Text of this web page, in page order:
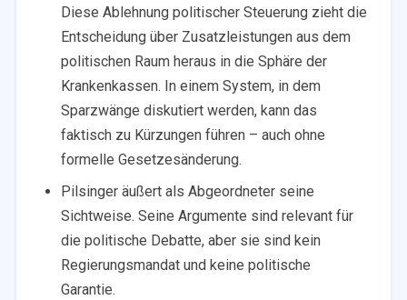
Diese Ablehnung politischer Steuerung zieht die
Entscheidung über Zusatzleistungen aus dem
politischen Raum heraus in die Sphäre der
Krankenkassen. In einem System, in dem
Sparzwänge diskutiert werden, kann das
faktisch zu Kürzungen führen – auch ohne
formelle Gesetzesänderung.
Pilsinger äußert als Abgeordneter seine
Sichtweise. Seine Argumente sind relevant für
die politische Debatte, aber sie sind kein
Regierungsmandat und keine politische
Garantie.